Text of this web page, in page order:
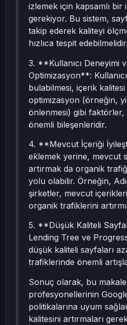
izlemek için kapsamlı
gerekiyor. Bu sistem,
takip ederek kaliteyi
hızlıca tespit edebilmelidir.
3. **Kullanıcı Deneyimi
Optimizasyon**:
bulabilmesi, içerik
optimizasyon (örneğin,
önlenmesi) gibi faktörler,
önemli bileşenleridir.
4. **Mevcut İçeriği
eklemek yerine, mevcut
artırmak da organik
yolu olabilir. Örneğin,
şirketler, mevcut
organik trafiklerini
5. **Düşük Kaliteli
Lending Tree ve
düşük kaliteli sayfaları
trafiklerinde önemli
Sonuç olarak, bu
profesyonellerinin
politikalarına uyum
kalitesini artırmaları